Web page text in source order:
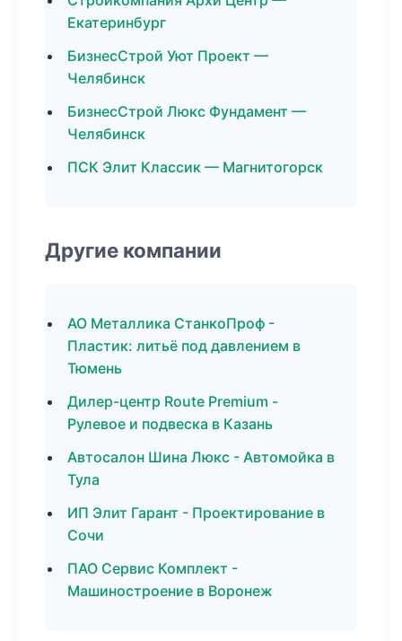
Екатеринбург
БизнесСтрой Уют Проект —
Челябинск
БизнесСтрой Люкс Фундамент —
Челябинск
ПСК Элит Классик — Магнитогорск
Другие компании
АО Металлика СтанкоПроф -
Пластик: литьё под давлением в
Тюмень
Дилер-центр Route Premium -
Рулевое и подвеска в Казань
Автосалон Шина Люкс - Автомойка в
Тула
ИП Элит Гарант - Проектирование в
Сочи
ПАО Сервис Комплект -
Машиностроение в Воронеж